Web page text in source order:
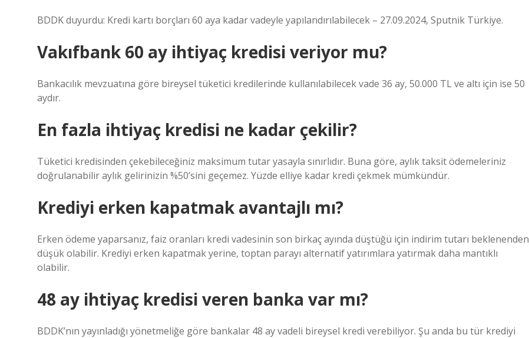
BDDK duyurdu: Kredi kartı borçları 60 aya kadar vadeyle yapılandırılabilecek – 27.09.2024, Sputnik Türkiye.
Vakıfbank 60 ay ihtiyaç kredisi veriyor mu?
Bankacılık mevzuatına göre bireysel tüketici kredilerinde kullanılabilecek vade 36 ay, 50.000 TL ve altı için ise 50
aydır.
En fazla ihtiyaç kredisi ne kadar çekilir?
Tüketici kredisinden çekebileceğiniz maksimum tutar yasayla sınırlıdır. Buna göre, aylık taksit ödemeleriniz
doğrulanabilir aylık gelirinizin %50’sini geçemez. Yüzde elliye kadar kredi çekmek mümkündür.
Krediyi erken kapatmak avantajlı mı?
Erken ödeme yaparsanız, faiz oranları kredi vadesinin son birkaç ayında düştüğü için indirim tutarı beklenenden
düşük olabilir. Krediyi erken kapatmak yerine, toptan parayı alternatif yatırımlara yatırmak daha mantıklı
olabilir.
48 ay ihtiyaç kredisi veren banka var mı?
BDDK’nın yayınladığı yönetmeliğe göre bankalar 48 ay vadeli bireysel kredi verebiliyor. Şu anda bu tür krediyi